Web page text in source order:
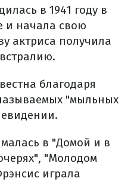
в 1941 году в
и начала свою
актриса получила
благодаря
"мыльных
в "Домой и в
"Молодом
играла